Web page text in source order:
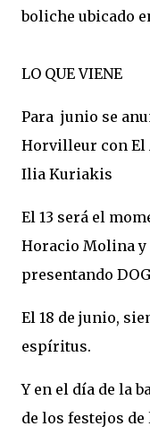
boliche ubicado
LO QUE VIENE
Para junio se
Horvilleur con El
Ilia Kuriakis
El 13 será el
Horacio Molina y
presentando
El 18 de junio,
espíritus.
Y en el día de la
de los festejos de